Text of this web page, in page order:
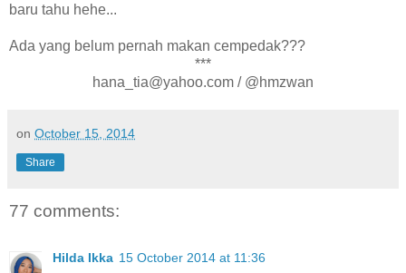
baru tahu hehe...
Ada yang belum pernah makan cempedak???
***
hana_tia@yahoo.com / @hmzwan
on October 15, 2014
Share
77 comments:
Hilda Ikka 15 October 2014 at 11:36